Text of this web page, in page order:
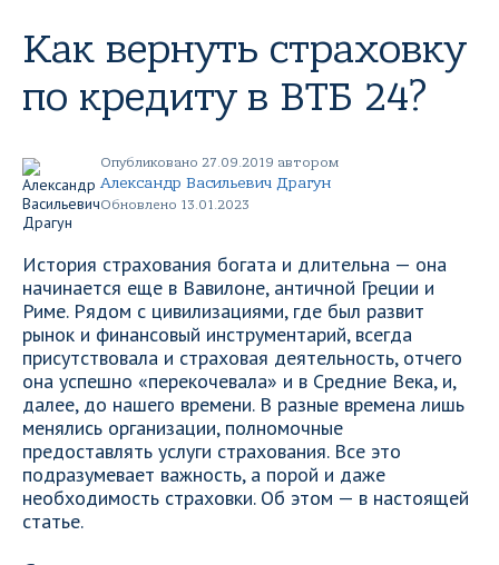
Как вернуть страховку
по кредиту в ВТБ 24?
Опубликовано 27.09.2019 автором
Александр Васильевич Драгун
Обновлено 13.01.2023
История страхования богата и длительна — она
начинается еще в Вавилоне, античной Греции и
Риме. Рядом с цивилизациями, где был развит
рынок и финансовый инструментарий, всегда
присутствовала и страховая деятельность, отчего
она успешно «перекочевала» и в Средние Века, и,
далее, до нашего времени. В разные времена лишь
менялись организации, полномочные
предоставлять услуги страхования. Все это
подразумевает важность, а порой и даже
необходимость страховки. Об этом — в настоящей
статье.